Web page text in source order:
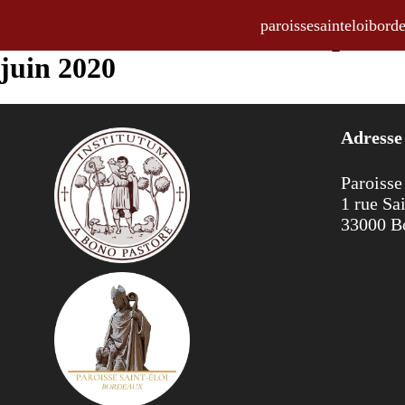
La Feuille Hebdo, bulletin
juin 2020
Adresse
1 rue
33000